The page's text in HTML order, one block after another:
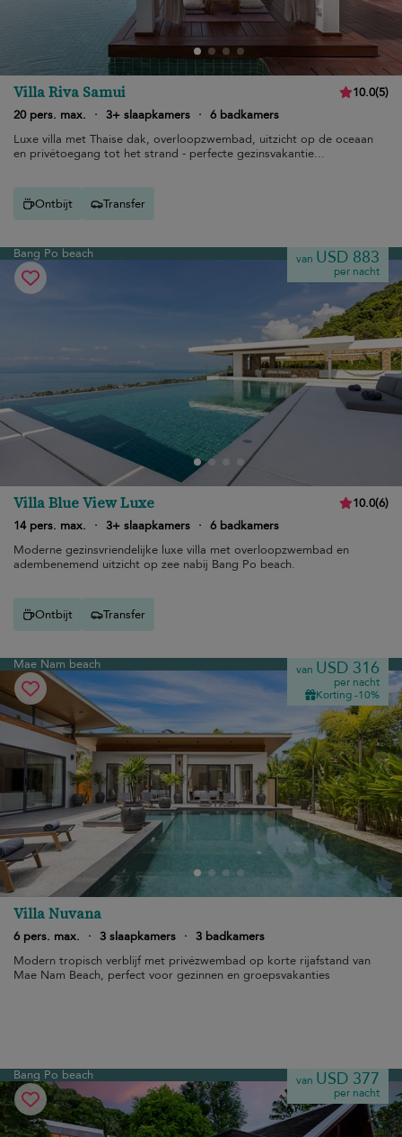
Villa Riva Samui 10.0(5)
20 pers. max.
· 3+ slaapkamers · 6 badkamers
Luxe villa met Thaise dak, overloopzwembad, uitzicht op de oceaan
en privétoegang tot het strand - perfecte gezinsvakantie...
Ontbijt Transfer
Bang Po beach van USD 883
per nacht
Villa Blue View Luxe 10.0(6)
14 pers. max.
· 3+ slaapkamers · 6 badkamers
Moderne gezinsvriendelijke luxe villa met overloopzwembad en
adembenemend uitzicht op zee nabij Bang Po beach.
Ontbijt Transfer
Mae Nam beach van USD 316
per nacht
Korting -10%
Villa Nuvana
6 pers. max. · 3 slaapkamers · 3 badkamers
Modern tropisch verblijf met privézwembad op korte rijafstand van
Mae Nam Beach, perfect voor gezinnen en groepsvakanties
Bang Po beach van USD 377
per nacht